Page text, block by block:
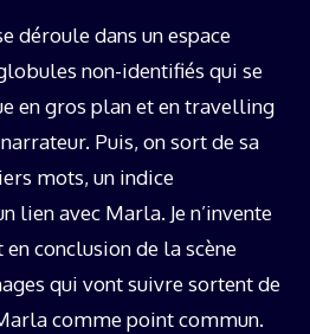
déroule dans un espace
non-identifiés qui se
en gros plan et en travelling
Puis, on sort de sa
mots, un indice
lien avec Marla. Je n’invente
conclusion de la scène
qui vont suivre sortent de
comme point commun.